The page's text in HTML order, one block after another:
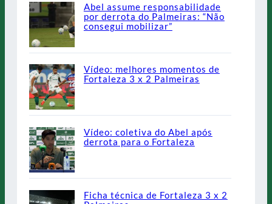
Abel assume responsabilidade
por derrota do Palmeiras: “Não
consegui mobilizar”
Vídeo: melhores momentos de
Fortaleza 3 x 2 Palmeiras
Vídeo: coletiva do Abel após
derrota para o Fortaleza
Ficha técnica de Fortaleza 3 x 2